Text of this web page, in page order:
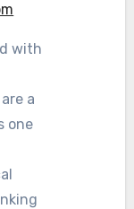
with
a
one